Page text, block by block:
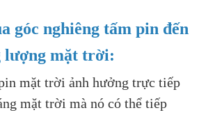
góc nghiêng tấm pin đến
lượng mặt trời:
mặt trời ảnh hưởng trực tiếp
mặt trời mà nó có thể tiếp